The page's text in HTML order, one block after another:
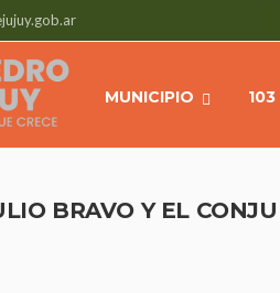
MUNICIPIO
BRAVO Y EL